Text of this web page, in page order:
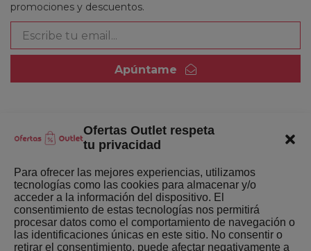
Ofertas Outlet respeta
tu privacidad
Para ofrecer las mejores experiencias, utilizamos
tecnologías como las cookies para almacenar y/o
acceder a la información del dispositivo. El
consentimiento de estas tecnologías nos permitirá
procesar datos como el comportamiento de navegación o
las identificaciones únicas en este sitio. No consentir o
retirar el consentimiento, puede afectar negativamente a
promociones y descuentos.
Apúntame
Quienes somos
Últimas Novedades
Mejores ofertas de la semana